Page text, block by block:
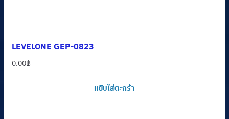
LEVELONE GEP-0823
0.00฿
หยิบใส่ตะกร้า